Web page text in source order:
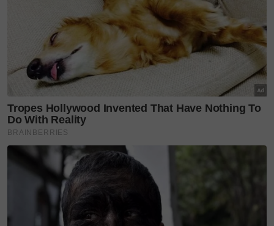
penghargaan harus diberikan juga kepada pasukan
kreatif di belakang tabir," jelasnya.
Siti menyifatkan Anugerah Sri Wirama yang diterimanya